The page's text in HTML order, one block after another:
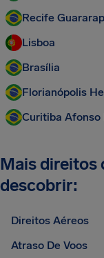
Recife
Lisboa
Brasília
Florianópolis
Curitiba Afonso
Mais direitos
descobrir:
Direitos Aéreos
Atraso De Voos